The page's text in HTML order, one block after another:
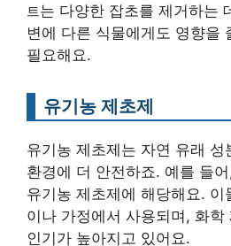
트는 다양한 잡초를 제거하는
변에 다른 식물에게도 영향을
필요해요.
유기농 제초제
유기농 제초제는 자연 유래 성
환경에 더 안전하죠. 예를 들
유기농 제초제에 해당해요. 이
이나 가정에서 사용되며, 화학
인기가 높아지고 있어요.